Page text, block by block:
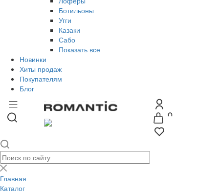
Ботильоны
Угги
Казаки
Сабо
Показать все
Новинки
Хиты продаж
Покупателям
Блог
Главная
Каталог